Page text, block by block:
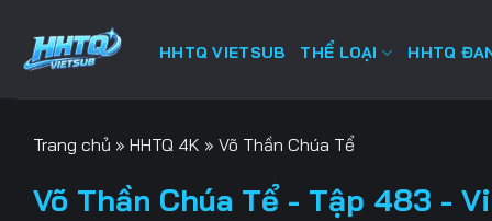
HHTQ VIETSUB THỂ LOẠI HHTQ
Trang chủ » HHTQ 4K » Võ Thần Chúa Tể
Võ Thần Chúa Tể - Tập 483 -